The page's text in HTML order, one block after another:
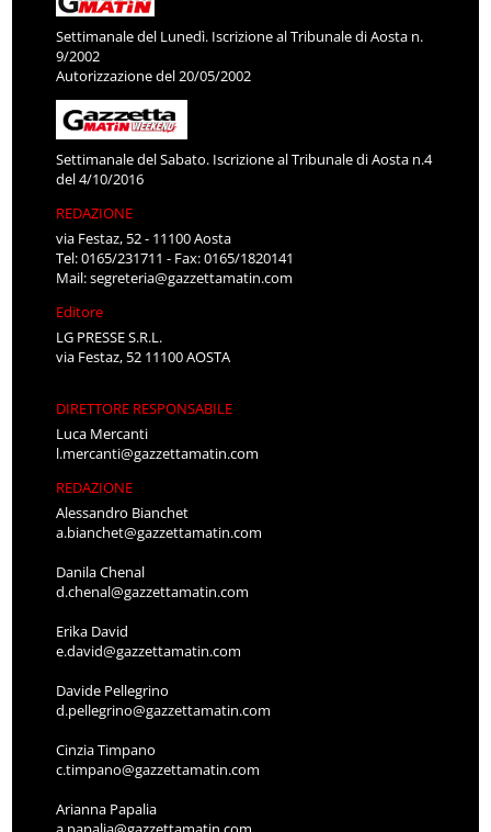
Settimanale del Lunedì. Iscrizione al Tribunale di Aosta n.
9/2002
Autorizzazione del 20/05/2002
Settimanale del Sabato. Iscrizione al Tribunale di Aosta n.4
del 4/10/2016
REDAZIONE
via Festaz, 52 - 11100 Aosta
Tel: 0165/231711 - Fax: 0165/1820141
Mail:segreteria@gazzettamatin.com
Editore
LG PRESSE S.R.L.
via Festaz, 52 11100 AOSTA
Luca Mercanti
l.mercanti@gazzettamatin.com
REDAZIONE
Alessandro Bianchet
a.bianchet@gazzettamatin.com
Danila Chenal
d.chenal@gazzettamatin.com
Erika David
e.david@gazzettamatin.com
Davide Pellegrino
d.pellegrino@gazzettamatin.com
Cinzia Timpano
c.timpano@gazzettamatin.com
Arianna Papalia
a.papalia@gazzettamatin.com